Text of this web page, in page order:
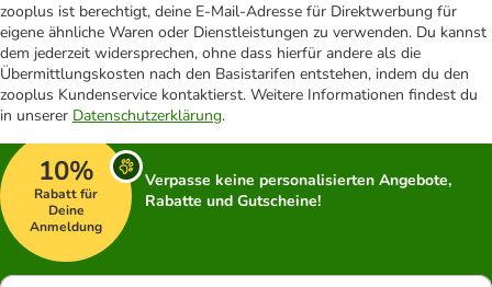
zooplus ist berechtigt, deine E-Mail-Adresse für Direktwerbung für
eigene ähnliche Waren oder Dienstleistungen zu verwenden. Du kannst
dem jederzeit widersprechen, ohne dass hierfür andere als die
Übermittlungskosten nach den Basistarifen entstehen, indem du den
zooplus Kundenservice kontaktierst. Weitere Informationen findest du
in unserer Datenschutzerklärung.
10%
Rabatt für
Deine
Anmeldung
Verpasse keine personalisierten Angebote,
Rabatte und Gutscheine!